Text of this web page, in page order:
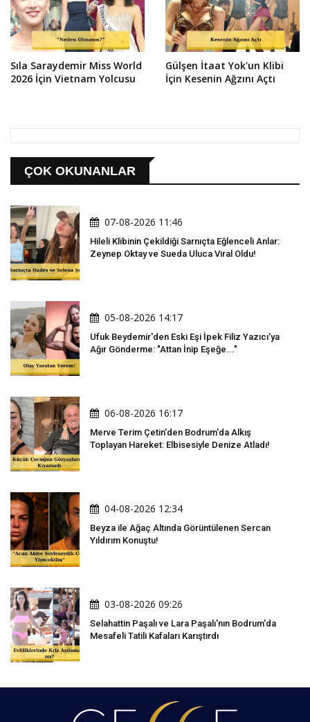
Sıla Saraydemir Miss World
2026 İçin Vietnam Yolcusu
Gülşen İtaat Yok'un Klibi
İçin Kesenin Ağzını Açtı
ÇOK OKUNANLAR
07-08-2026 11:46
Hileli Klibinin Çekildiği Sarnıçta Eğlenceli Anlar:
Zeynep Oktay ve Sueda Uluca Viral Oldu!
05-08-2026 14:17
Ufuk Beydemir'den Eski Eşi İpek Filiz Yazıcı'ya
Ağır Gönderme: "Attan İnip Eşeğe..."
06-08-2026 16:17
Merve Terim Çetin'den Bodrum'da Alkış
Toplayan Hareket: Elbisesiyle Denize Atladı!
04-08-2026 12:34
Beyza ile Ağaç Altında Görüntülenen Sercan
Yıldırım Konuştu!
03-08-2026 09:26
Selahattin Paşalı ve Lara Paşalı'nın Bodrum'da
Mesafeli Tatili Kafaları Karıştırdı